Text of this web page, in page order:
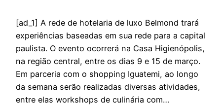
[ad_1] A rede de hotelaria de luxo Belmond trará
experiências baseadas em sua rede para a capital
paulista. O evento ocorrerá na Casa Higienópolis,
na região central, entre os dias 9 e 15 de março.
Em parceria com o shopping Iguatemi, ao longo
da semana serão realizadas diversas atividades,
entre elas workshops de culinária com…